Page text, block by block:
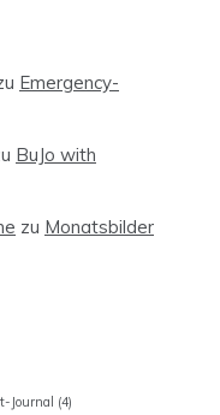
Emergency-
BuJo with
zu Monatsbilder
Journal (4)